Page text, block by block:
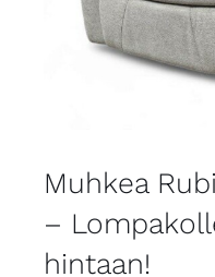
Muhkea
–
hintaan!